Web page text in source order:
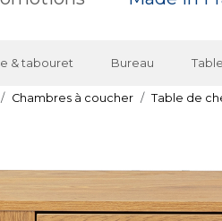
& tabouret Bureau Table
Chambres à coucher Table de